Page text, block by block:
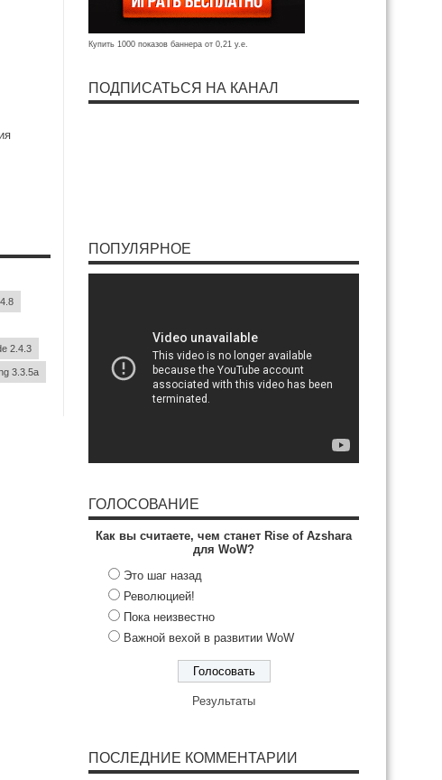
2.4.3
3.3.5a
Купить 1000 показов баннера от 0,21 у.е.
ПОДПИСАТЬСЯ НА КАНАЛ
ПОПУЛЯРНОЕ
ГОЛОСОВАНИЕ
Как вы считаете, чем станет Rise of Azshara
для WoW?
Это шаг назад
Революцией!
Пока неизвестно
Важной вехой в развитии WoW
Результаты
ПОСЛЕДНИЕ КОММЕНТАРИИ